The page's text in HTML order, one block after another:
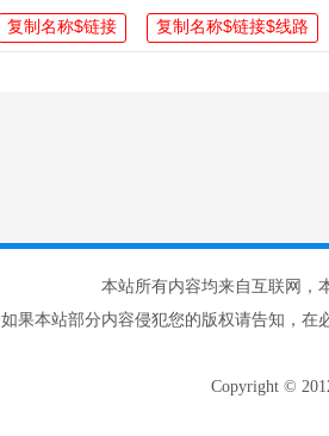
本站所有内容均来自互联网，
如果本站部分内容侵犯您的版权请告知，在
Copyright ©